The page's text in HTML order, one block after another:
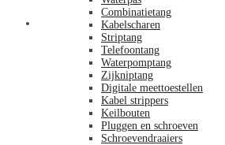
Combinatietang
Kabelscharen
Striptang
Telefoontang
Waterpomptang
Zijkniptang
Digitale meettoestellen
Kabel strippers
Keilbouten
Pluggen en schroeven
Schroevendraaiers